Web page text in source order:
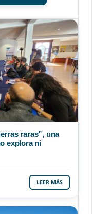
raras”, una
explora ni
LEER MÁS